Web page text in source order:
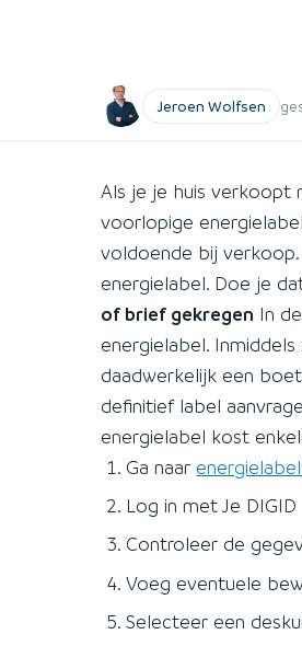
Jeroen Wolfsen
Als je je huis verkoopt
voorlopige
voldoende bij
energielabel. Doe je
of brief gekregen In
energielabel.
daadwerkelijk een
definitief label
energielabel kost
Ga naar
Log in met Je DIGID
Controleer de
Voeg eventuele
Selecteer een